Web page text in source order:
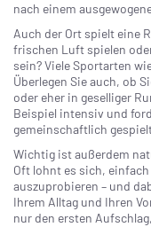
nach einem
Auch der Ort spielt eine
frischen Luft spielen
sein? Viele Sportarten
Überlegen Sie auch, ob
oder eher in geselliger
Beispiel intensiv und
gemeinschaftlich
Wichtig ist außerdem
Oft lohnt es sich,
auszuprobieren – und
Ihrem Alltag und Ihren
nur den ersten